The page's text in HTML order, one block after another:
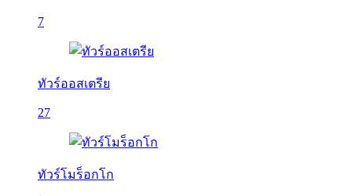
7
ทัวร์ออสเตรีย
27
ทัวร์โมร็อกโก